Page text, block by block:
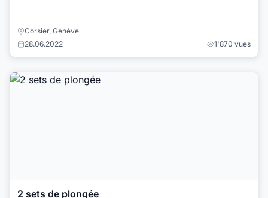
Corsier, Genève
28.06.2022
1'870 vues
2 sets de plongée